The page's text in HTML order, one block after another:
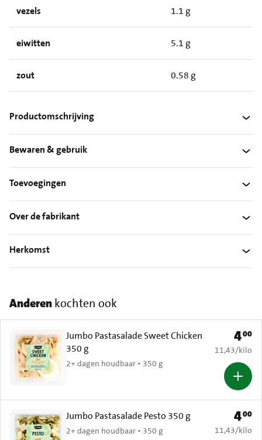
vezels 1.1 g
eiwitten 5.1 g
zout 0.58 g
Productomschrijving
Bewaren & gebruik
Toevoegingen
Over de fabrikant
Herkomst
Anderenkochten ook
Jumbo Pastasalade Sweet Chicken
350 g
2+ dagen houdbaar • 350 g
Prijs:
400
€ 11,43 per
11,43/kilo
Jumbo Pastasalade Pesto 350 g
2+ dagen houdbaar • 350 g
Prijs:
400
€ 11,43 per
11,43/kilo